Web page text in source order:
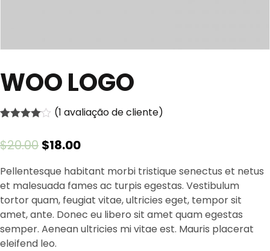
WOO LOGO
de 5, com
avaliação
de cliente
(1 avaliação de cliente)
$20.00 $18.00
Pellentesque habitant morbi tristique senectus et netus
et malesuada fames ac turpis egestas. Vestibulum
tortor quam, feugiat vitae, ultricies eget, tempor sit
amet, ante. Donec eu libero sit amet quam egestas
semper. Aenean ultricies mi vitae est. Mauris placerat
eleifend leo.